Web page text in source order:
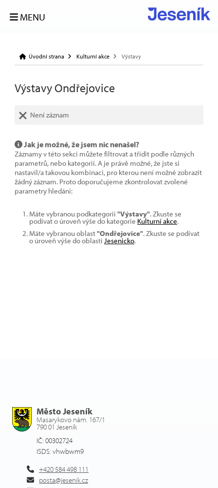
MENU
Úvodní strana Kulturní akce Výstavy
Výstavy Ondřejovice
Není záznam
Jak je možné, že jsem nic nenašel?
Záznamy v této sekci můžete filtrovat a třídit podle různých
parametrů, nebo kategorií. A je právě možné, že jste si
nastavil/a takovou kombinaci, pro kterou není možné zobrazit
žádný záznam. Proto doporučujeme zkontrolovat zvolené
parametry hledání:
Máte vybranou podkategorii "Výstavy". Zkuste se
podívat o úroveň výše do kategorie Kulturní akce.
Máte vybranou oblast"Ondřejovice". Zkuste se podívat
o úroveň výše do oblasti Jesenicko.
Město Jeseník
Masarykovo nám. 167/1
790 01 Jeseník
IČ: 00302724
ISDS: vhwbwm9
+420 584 498 111
posta@jesenik.cz